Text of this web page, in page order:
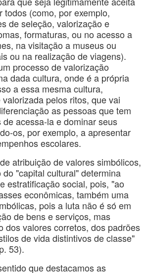
todos (como, por exemplo,
de seleção, valorização e
formaturas, ou no acesso a
na visitação a museus ou
ou na realização de viagens).
processo de valorização
dada cultura, onde é a própria
a essa mesma cultura,
pelos ritos, que vai
as pessoas que tem
acessa-la e dominar seus
os, por exemplo, a apresentar
escolares.
atribuição de valores simbólicos,
"capital cultural" determina
estratificação social, pois, "ao
econômicas, também uma
pois a luta não é só em
de bens e serviços, mas
dos valores corretos, dos padrões
de vida distintivos de classe"
53).
que destacamos as